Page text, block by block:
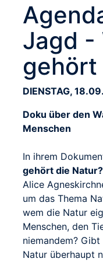
Jagd -
DIENSTAG,
Doku über den
Menschen
In ihrem
gehört die Natur?
Alice
um das Thema
wem die Natur
Menschen, den
niemandem?
Natur überhaupt